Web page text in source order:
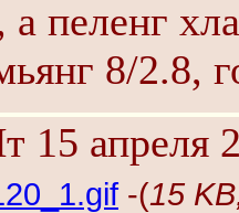
а пеленг
8/2.8,
15 апреля
-(15